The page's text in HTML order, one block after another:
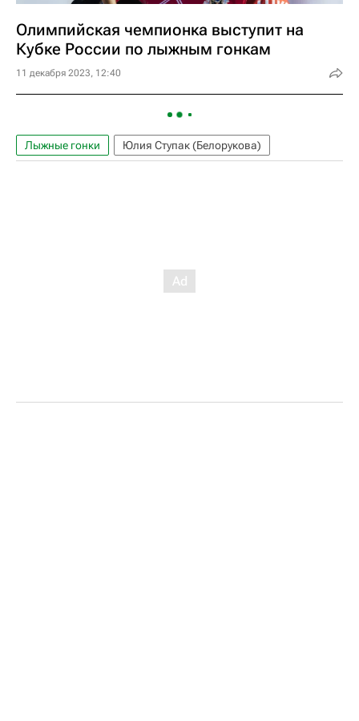
Олимпийская чемпионка выступит на
Кубке России по лыжным гонкам
11 декабря 2023, 12:40
Лыжные гонки Юлия Ступак (Белорукова)